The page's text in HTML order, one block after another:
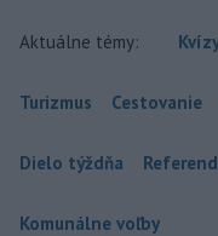
Aktuálne témy:
Turizmus Cestovanie
Dielo týždňa
Komunálne voľby